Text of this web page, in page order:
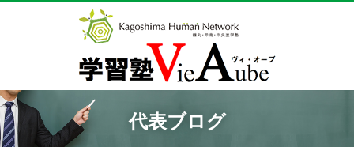
代表ブログ